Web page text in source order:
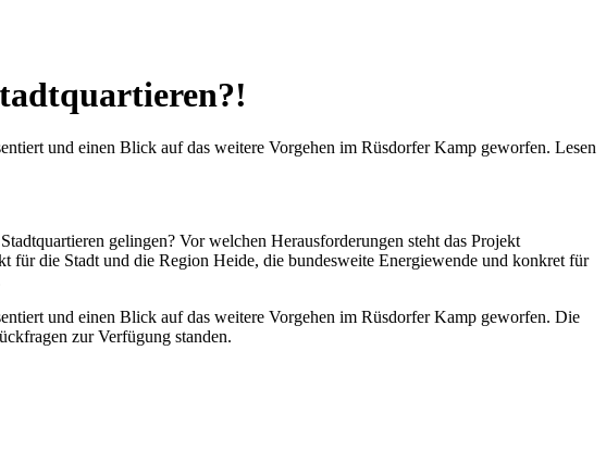
und einen Blick auf das weitere Vorgehen im Rüsdorfer Kamp geworfen. Lesen
gelingen? Vor welchen Herausforderungen steht das Projekt
für die Stadt und die Region Heide, die bundesweite Energiewende und konkret für
und einen Blick auf das weitere Vorgehen im Rüsdorfer Kamp geworfen. Die
zur Verfügung standen.